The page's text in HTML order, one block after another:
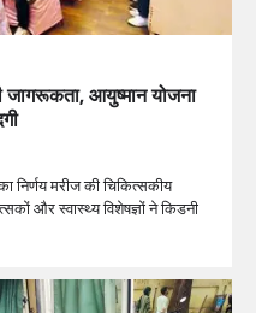
जागरूकता, आयुष्मान योजना
निर्णय मरीज की चिकित्सकीय
और स्वास्थ्य विशेषज्ञों ने किडनी